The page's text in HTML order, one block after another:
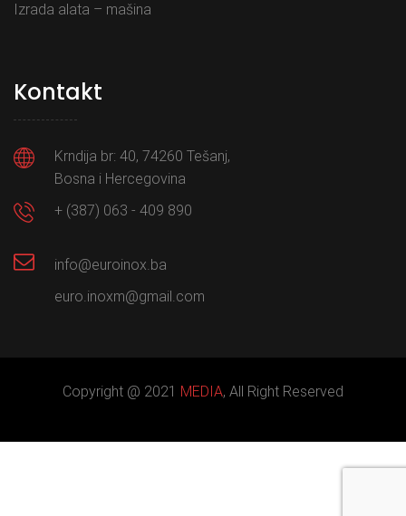
Izrada alata – mašina
Kontakt
Krndija br: 40, 74260 Tešanj,
Bosna i Hercegovina
+ (387) 063 - 409 890
info@euroinox.ba
euro.inoxm@gmail.com
Copyright @ 2021 MEDIA, All Right Reserved